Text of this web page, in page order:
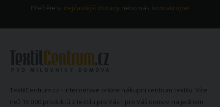
Přečtěte si nejčastější dotazy nebo nás kontaktujte!
TextilCentrum.cz - internetové online nákupní centrum textilu. Více
než 15 000 produktů z textilu pro Vás i pro Váš domov na jednom